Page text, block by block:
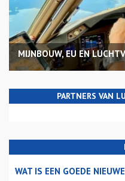
MIJNBOUW, EU EN
PARTNERS VAN
WAT IS EEN GOEDE